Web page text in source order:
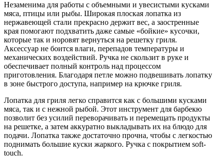
Незаменима для работы с объемными и увесистыми кусками
мяса, птицы или рыбы. Широкая плоская лопатка из
нержавеющей стали прекрасно держит вес, а заостренные
края помогают подхватить даже самые «бойкие» кусочки,
которые так и норовят вернуться на решетку гриля.
Аксессуар не боится влаги, перепадов температуры и
механических воздействий. Ручка не скользит в руке и
обеспечивает полный контроль над процессом
приготовления. Благодаря петле можно подвешивать лопатку
в зоне быстрого доступа, например на крючке гриля.
Лопатка для гриля легко справится как с большими кусками
мяса, так и с нежной рыбой. Этот инструмент для барбекю
позволит без усилий переворачивать и перемещать продукты
на решетке, а затем аккуратно выкладывать их на блюдо для
подачи. Лопатка также достаточно прочна, чтобы с легкостью
поднимать большие куски жаркого. Ручка с покрытием soft-
touch.